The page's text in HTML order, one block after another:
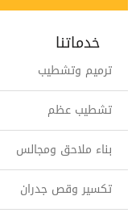
خدماتنا
ترميم وتشطيب
تشطيب عظم
بناء ملاحق ومجالس
تكسير وقص جدران